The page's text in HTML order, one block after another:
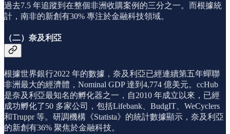
過去7.5 年追蹤到在整個非洲收購案例的三分之一。而根據統
計，南非的新創有30% 專注於金融科技領域。
（二）奈及利亞
根據世界銀行2022 年的數據，奈及利亞已經連續第五年蟬聯
非洲最大的經濟體，Nominal GDP 達到4,774 億美元。ccHub
是奈及利亞最知名的孵化器之一，自2010 年成立以來，已經
成功孵化了50 多家公司，包括Lifebank、BudgIT、WeCyclers
和Truppr 等。研調機構《Statista》的統計數據顯示，奈及利亞
的新創有36% 聚焦於金融科技。